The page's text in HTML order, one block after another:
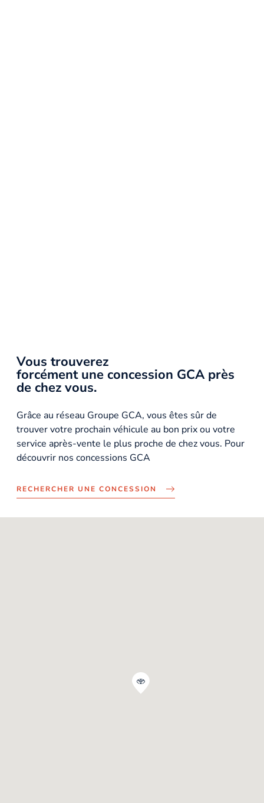
Vous trouverez
forcément une concession GCA près
de chez vous.
Grâce au réseau Groupe GCA, vous êtes sûr de
trouver votre prochain véhicule au bon prix ou votre
service après-vente le plus proche de chez vous. Pour
découvrir nos concessions GCA
RECHERCHER UNE CONCESSION